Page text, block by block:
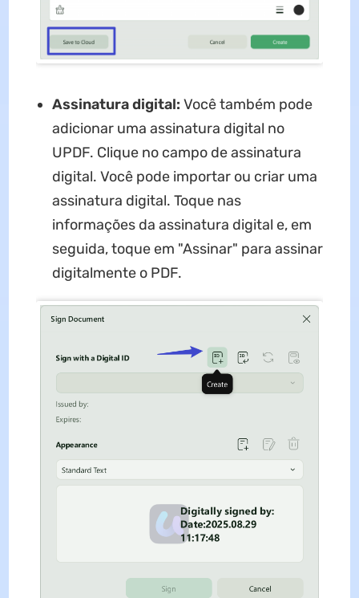
Assinatura digital: Você também pode
adicionar uma assinatura digital no
UPDF. Clique no campo de assinatura
digital. Você pode importar ou criar uma
assinatura digital. Toque nas
informações da assinatura digital e, em
seguida, toque em "Assinar" para assinar
digitalmente o PDF.